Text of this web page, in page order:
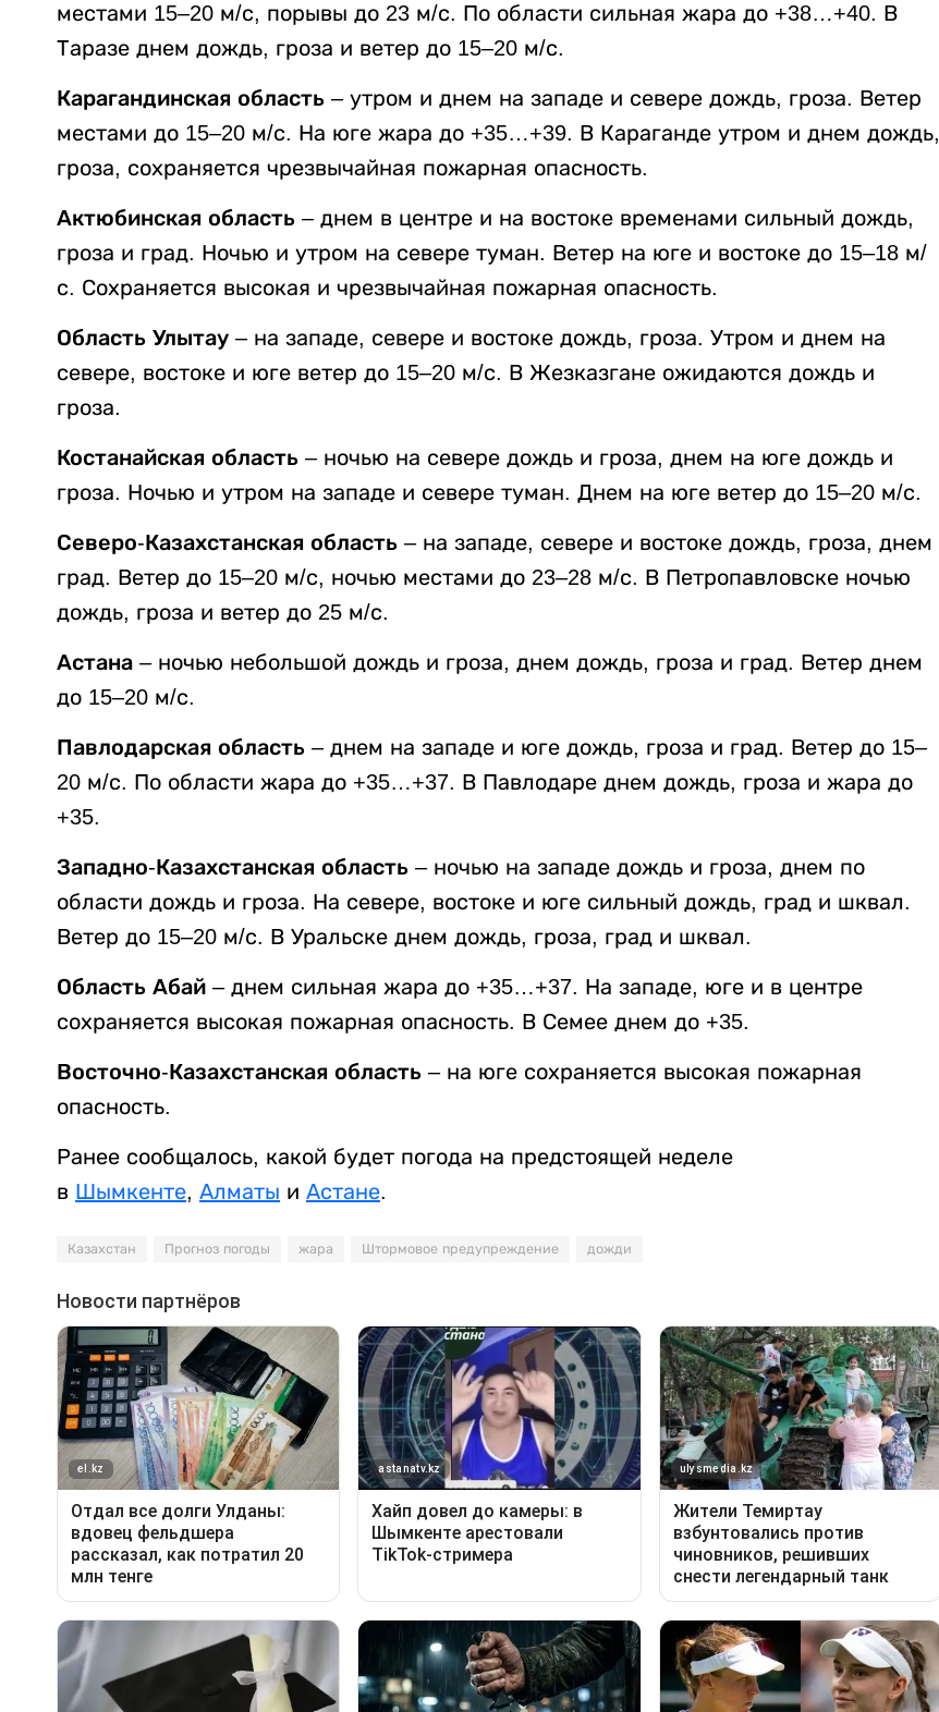
местами 15–20 м/с, порывы до 23 м/с. По области сильная жара до +38…+40. В
Таразе днем дождь, гроза и ветер до 15–20 м/с.
Карагандинская область – утром и днем на западе и севере дождь, гроза. Ветер
местами до 15–20 м/с. На юге жара до +35…+39. В Караганде утром и днем дождь,
гроза, сохраняется чрезвычайная пожарная опасность.
Актюбинская область – днем в центре и на востоке временами сильный дождь,
гроза и град. Ночью и утром на севере туман. Ветер на юге и востоке до 15–18 м/
с. Сохраняется высокая и чрезвычайная пожарная опасность.
Область Улытау – на западе, севере и востоке дождь, гроза. Утром и днем на
севере, востоке и юге ветер до 15–20 м/с. В Жезказгане ожидаются дождь и
гроза.
Костанайская область – ночью на севере дождь и гроза, днем на юге дождь и
гроза. Ночью и утром на западе и севере туман. Днем на юге ветер до 15–20 м/с.
Северо-Казахстанская область – на западе, севере и востоке дождь, гроза, днем
град. Ветер до 15–20 м/с, ночью местами до 23–28 м/с. В Петропавловске ночью
дождь, гроза и ветер до 25 м/с.
Астана – ночью небольшой дождь и гроза, днем дождь, гроза и град. Ветер днем
до 15–20 м/с.
Павлодарская область – днем на западе и юге дождь, гроза и град. Ветер до 15–
20 м/с. По области жара до +35…+37. В Павлодаре днем дождь, гроза и жара до
+35.
Западно-Казахстанская область – ночью на западе дождь и гроза, днем по
области дождь и гроза. На севере, востоке и юге сильный дождь, град и шквал.
Ветер до 15–20 м/с. В Уральске днем дождь, гроза, град и шквал.
Область Абай – днем сильная жара до +35…+37. На западе, юге и в центре
сохраняется высокая пожарная опасность. В Семее днем до +35.
Восточно-Казахстанская область – на юге сохраняется высокая пожарная
опасность.
Ранее сообщалось, какой будет погода на предстоящей неделе
в Шымкенте, Алматы и Астане.
Казахстан Прогноз погоды жара Штормовое предупреждение дожди